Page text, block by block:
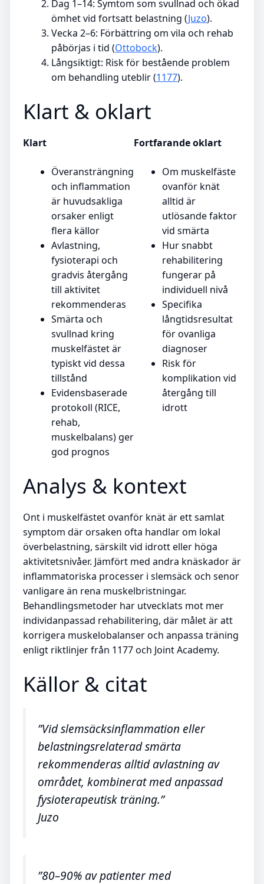
Dag 1–14: Symtom som svullnad och ökad
ömhet vid fortsatt belastning (Juzo).
Vecka 2–6: Förbättring om vila och rehab
påbörjas i tid (Ottobock).
Långsiktigt: Risk för bestående problem
om behandling uteblir (1177).
Klart & oklart
Klart
Överansträngning
och inflammation
är huvudsakliga
orsaker enligt
flera källor
Avlastning,
fysioterapi och
gradvis återgång
till aktivitet
rekommenderas
Smärta och
svullnad kring
muskelfästet är
typiskt vid dessa
tillstånd
Evidensbaserade
protokoll (RICE,
rehab,
muskelbalans) ger
god prognos
Fortfarande oklart
Om muskelfäste
ovanför knät
alltid är
utlösande faktor
vid smärta
Hur snabbt
rehabilitering
fungerar på
individuell nivå
Specifika
långtidsresultat
för ovanliga
diagnoser
Risk för
komplikation vid
återgång till
idrott
Analys & kontext
Ont i muskelfästet ovanför knät är ett samlat
symptom där orsaken ofta handlar om lokal
överbelastning, särskilt vid idrott eller höga
aktivitetsnivåer. Jämfört med andra knäskador är
inflammatoriska processer i slemsäck och senor
vanligare än rena muskelbristningar.
Behandlingsmetoder har utvecklats mot mer
individanpassad rehabilitering, där målet är att
korrigera muskelobalanser och anpassa träning
enligt riktlinjer från 1177 och Joint Academy.
Källor & citat
”Vid slemsäcksinflammation eller
belastningsrelaterad smärta
rekommenderas alltid avlastning av
området, kombinerat med anpassad
fysioterapeutisk träning.”
Juzo
”80–90% av patienter med